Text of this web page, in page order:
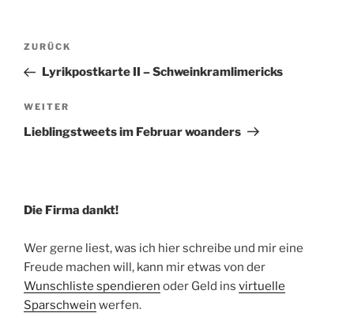
Beitragsnavigation
Vorheriger
Beitrag
ZURÜCK
Lyrikpostkarte II – Schweinkramlimericks
Nächster
Beitrag
WEITER
Lieblingstweets im Februar woanders
Die Firma dankt!
Wer gerne liest, was ich hier schreibe und mir eine
Freude machen will, kann mir etwas von der
Wunschliste spendieren oder Geld ins virtuelle
Sparschwein werfen.